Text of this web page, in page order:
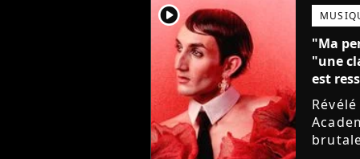
player2
"Ma
"une
est